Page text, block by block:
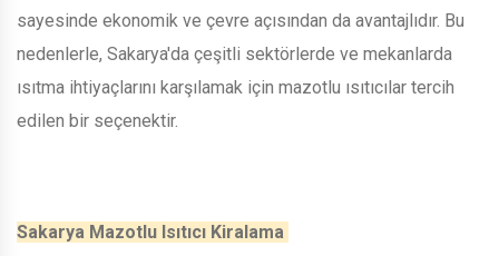
sayesinde ekonomik ve çevre açısından da avantajlıdır. Bu
nedenlerle, Sakarya'da çeşitli sektörlerde ve mekanlarda
ısıtma ihtiyaçlarını karşılamak için mazotlu ısıtıcılar tercih
edilen bir seçenektir.
Sakarya Mazotlu Isıtıcı Kiralama